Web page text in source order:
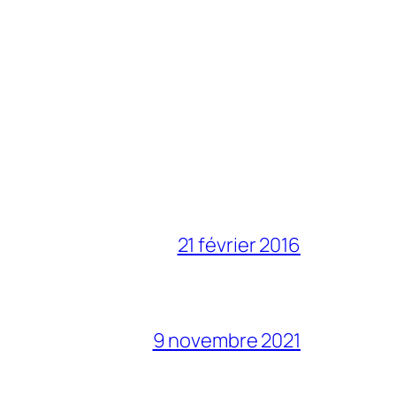
21 février 2016
9 novembre 2021